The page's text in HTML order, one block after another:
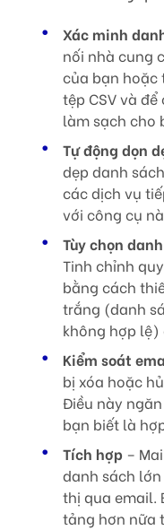
Xác minh
nối nhà cung
của bạn hoặc
tệp CSV và
làm sạch cho
Tự động dọn
dẹp danh
các dịch vụ
với công cụ
Tùy chọn
Tinh chỉnh
bằng cách
trắng (danh
không hợp lệ)
Kiểm soát
bị xóa hoặc
Điều này
bạn biết là
Tích hợp –
danh sách
thị qua email.
tảng hơn nữa